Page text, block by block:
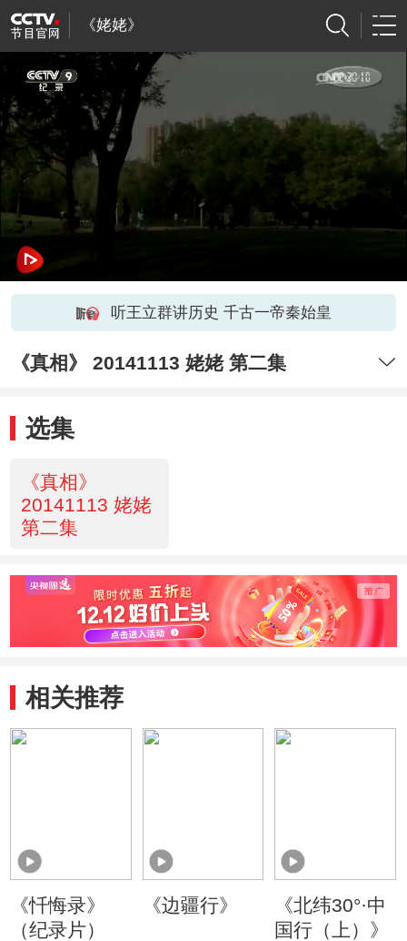
《姥姥》
听王立群讲历史 千古一帝秦始皇
《真相》 20141113 姥姥 第二集
选集
《真相》
20141113 姥姥
第二集
相关推荐
《忏悔录》
（纪录片）
《边疆行》
《北纬30°·中
国行（上）》